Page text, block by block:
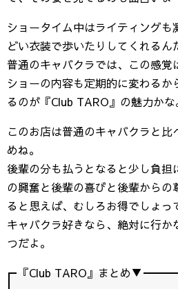
ショータイム中はライティング
どい衣装で歩いたりしてくれるん
普通のキャバクラでは、この感覚
ショーの内容も定期的に変わるか
るのが『Club TARO』の魅力かな
このお店は普通のキャバクラと
めね。
後輩の分も払うとなると少し負
の興奮と後輩の喜びと後輩からの
ると思えば、むしろお得でしょっ
キャバクラ好きなら、絶対に行か
つだよ。
『Club TARO』まとめ▼